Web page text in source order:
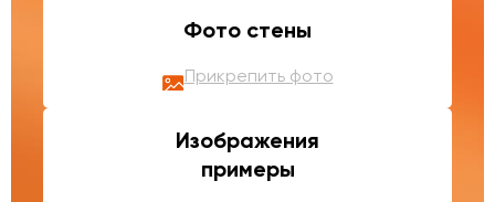
Фото стены
Прикрепить фото
Изображения
примеры